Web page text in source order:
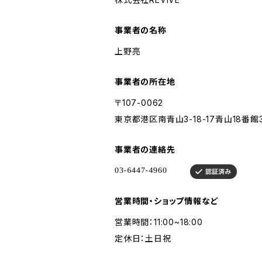
事業者の名称
上野亮
事業者の所在地
〒107-0062
東京都港区南青山3-18-17青山18番館
事業者の連絡先
営業時間・ショップ情報など
営業時間：11:00~18:00
定休日：土日祝